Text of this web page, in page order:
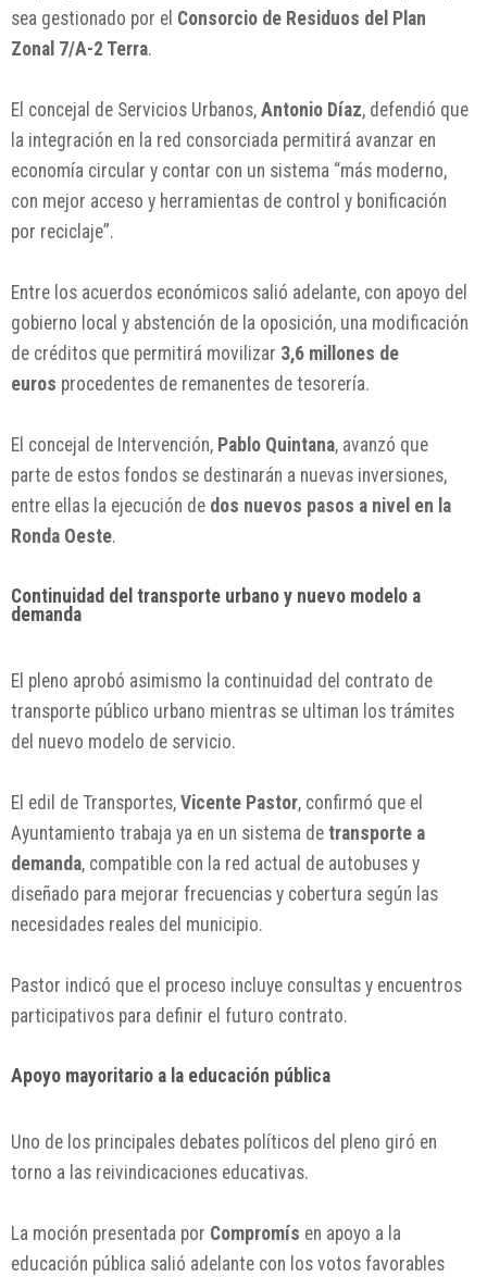
sea gestionado por el Consorcio de Residuos del Plan
Zonal 7/A-2 Terra.
El concejal de Servicios Urbanos, Antonio Díaz, defendió que
la integración en la red consorciada permitirá avanzar en
economía circular y contar con un sistema “más moderno,
con mejor acceso y herramientas de control y bonificación
por reciclaje”.
Entre los acuerdos económicos salió adelante, con apoyo del
gobierno local y abstención de la oposición, una modificación
de créditos que permitirá movilizar 3,6 millones de
euros procedentes de remanentes de tesorería.
El concejal de Intervención, Pablo Quintana, avanzó que
parte de estos fondos se destinarán a nuevas inversiones,
entre ellas la ejecución de dos nuevos pasos a nivel en la
Ronda Oeste.
Continuidad del transporte urbano y nuevo modelo a
demanda
El pleno aprobó asimismo la continuidad del contrato de
transporte público urbano mientras se ultiman los trámites
del nuevo modelo de servicio.
El edil de Transportes, Vicente Pastor, confirmó que el
Ayuntamiento trabaja ya en un sistema de transporte a
demanda, compatible con la red actual de autobuses y
diseñado para mejorar frecuencias y cobertura según las
necesidades reales del municipio.
Pastor indicó que el proceso incluye consultas y encuentros
participativos para definir el futuro contrato.
Apoyo mayoritario a la educación pública
Uno de los principales debates políticos del pleno giró en
torno a las reivindicaciones educativas.
La moción presentada por Compromís en apoyo a la
educación pública salió adelante con los votos favorables